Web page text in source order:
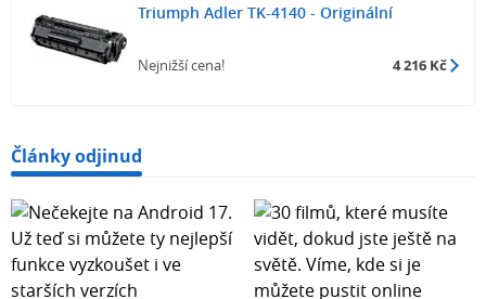
Triumph Adler TK-4140 - Originální
Nejnižší cena! 4 216 Kč
Články odjinud